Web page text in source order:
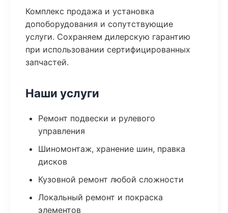
Комплекс продажа и установка
допоборудования и сопутствующие
услуги. Сохраняем дилерскую гарантию
при использовании сертифицированных
запчастей.
Наши услуги
Ремонт подвески и рулевого
управления
Шиномонтаж, хранение шин, правка
дисков
Кузовной ремонт любой сложности
Локальный ремонт и покраска
элементов